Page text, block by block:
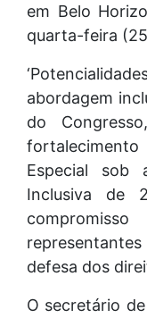
em Belo
quarta-feira
abordagem
do
Especial sob
Inclusiva de
representantes
defesa dos
O secretário